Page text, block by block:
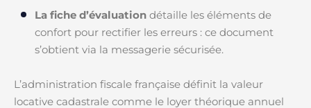
La fiche d’évaluation détaille les éléments de
confort pour rectifier les erreurs : ce document
s’obtient via la messagerie sécurisée.
L’administration fiscale française définit la valeur
locative cadastrale comme le loyer théorique annuel